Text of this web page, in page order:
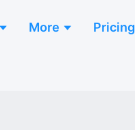
More Pricing